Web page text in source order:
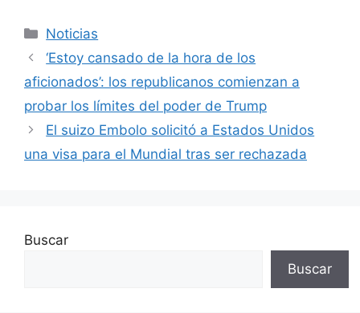
Categorías
Noticias
‘Estoy cansado de la hora de los
aficionados’: los republicanos comienzan a
probar los límites del poder de Trump
El suizo Embolo solicitó a Estados Unidos
una visa para el Mundial tras ser rechazada
Buscar
Buscar